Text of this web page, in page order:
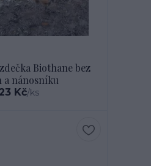
Biothane bez
a nánosníku
Kč/ks